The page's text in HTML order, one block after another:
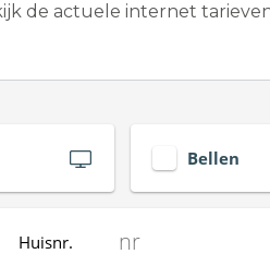
de actuele internet
Bellen
Huisnr.